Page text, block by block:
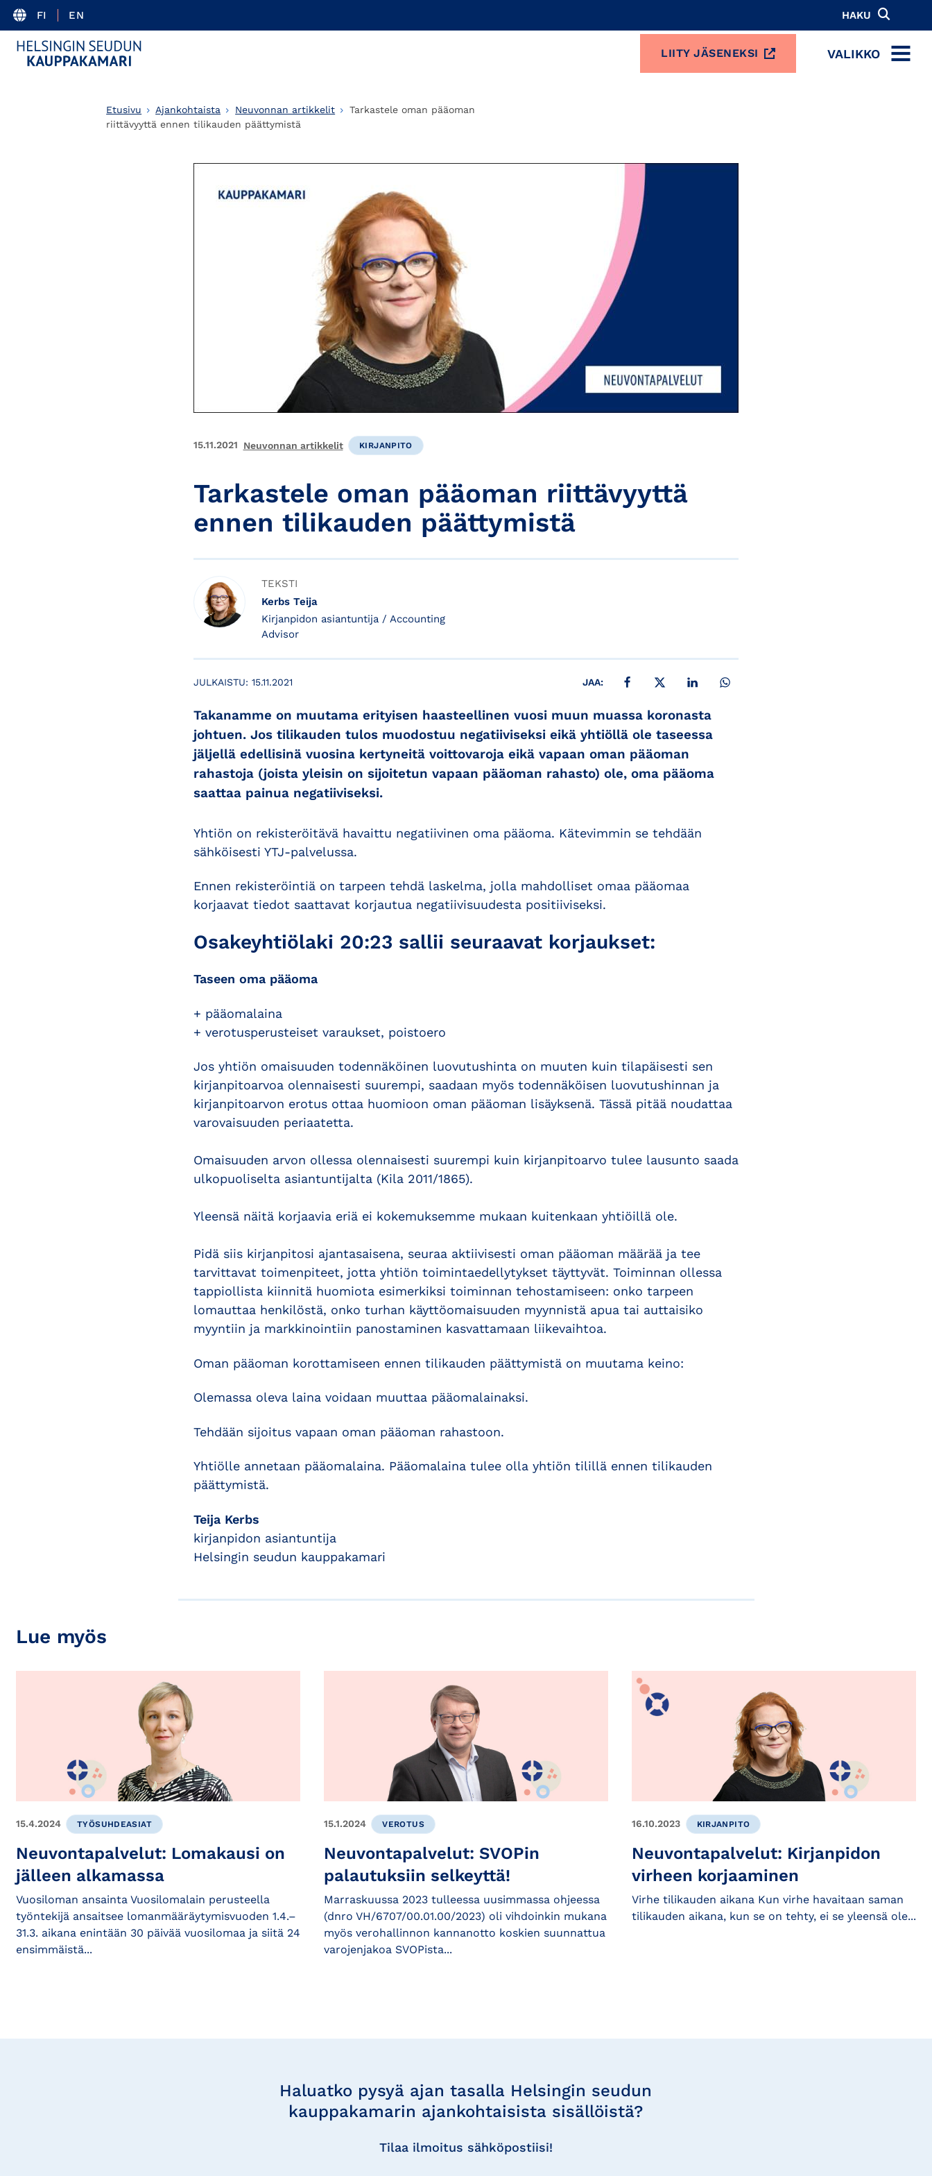
FI EN HAKU
LIITY JÄSENEKSI VALIKKO
MENU
Etusivu Ajankohtaista Neuvonnan artikkelit
Tarkastele oman pääoman
riittävyyttä ennen tilikauden päättymistä
15.11.2021 Neuvonnan artikkelit KIRJANPITO
Tarkastele oman pääoman riittävyyttä
ennen tilikauden päättymistä
TEKSTI
Kerbs Teija
Kirjanpidon asiantuntija / Accounting
Advisor
JULKAISTU: 15.11.2021 JAA: JAA FACEBOOKISSA
JAA X:SSÄ JAA LINKEDINISSÄ
Takanamme on muutama erityisen haasteellinen vuosi muun muassa koronasta
johtuen. Jos tilikauden tulos muodostuu negatiiviseksi eikä yhtiöllä ole taseessa
jäljellä edellisinä vuosina kertyneitä voittovaroja eikä vapaan oman pääoman
rahastoja (joista yleisin on sijoitetun vapaan pääoman rahasto) ole, oma pääoma
saattaa painua negatiiviseksi.
Yhtiön on rekisteröitävä havaittu negatiivinen oma pääoma. Kätevimmin se tehdään
sähköisesti YTJ-palvelussa.
Ennen rekisteröintiä on tarpeen tehdä laskelma, jolla mahdolliset omaa pääomaa
korjaavat tiedot saattavat korjautua negatiivisuudesta positiiviseksi.
Osakeyhtiölaki 20:23 sallii seuraavat korjaukset:
Taseen oma pääoma
+ pääomalaina
+ verotusperusteiset varaukset, poistoero
Jos yhtiön omaisuuden todennäköinen luovutushinta on muuten kuin tilapäisesti sen
kirjanpitoarvoa olennaisesti suurempi, saadaan myös todennäköisen luovutushinnan ja
kirjanpitoarvon erotus ottaa huomioon oman pääoman lisäyksenä. Tässä pitää noudattaa
varovaisuuden periaatetta.
Omaisuuden arvon ollessa olennaisesti suurempi kuin kirjanpitoarvo tulee lausunto saada
ulkopuoliselta asiantuntijalta (Kila 2011/1865).
Yleensä näitä korjaavia eriä ei kokemuksemme mukaan kuitenkaan yhtiöillä ole.
Pidä siis kirjanpitosi ajantasaisena, seuraa aktiivisesti oman pääoman määrää ja tee
tarvittavat toimenpiteet, jotta yhtiön toimintaedellytykset täyttyvät. Toiminnan ollessa
tappiollista kiinnitä huomiota esimerkiksi toiminnan tehostamiseen: onko tarpeen
lomauttaa henkilöstä, onko turhan käyttöomaisuuden myynnistä apua tai auttaisiko
myyntiin ja markkinointiin panostaminen kasvattamaan liikevaihtoa.
Oman pääoman korottamiseen ennen tilikauden päättymistä on muutama keino:
Olemassa oleva laina voidaan muuttaa pääomalainaksi.
Tehdään sijoitus vapaan oman pääoman rahastoon.
Yhtiölle annetaan pääomalaina. Pääomalaina tulee olla yhtiön tilillä ennen tilikauden
päättymistä.
Teija Kerbs
kirjanpidon asiantuntija
Helsingin seudun kauppakamari
Lue myös
15.4.2024 TYÖSUHDEASIAT
Neuvontapalvelut: Lomakausi on
jälleen alkamassa
Vuosiloman ansainta Vuosilomalain perusteella
työntekijä ansaitsee lomanmääräytymisvuoden 1.4.–
31.3. aikana enintään 30 päivää vuosilomaa ja siitä 24
ensimmäistä...
15.1.2024 VEROTUS
Neuvontapalvelut: SVOPin
palautuksiin selkeyttä!
Marraskuussa 2023 tulleessa uusimmassa ohjeessa
(dnro VH/6707/00.01.00/2023) oli vihdoinkin mukana
myös verohallinnon kannanotto koskien suunnattua
varojenjakoa SVOPista...
16.10.2023 KIRJANPITO
Neuvontapalvelut: Kirjanpidon
virheen korjaaminen
Virhe tilikauden aikana Kun virhe havaitaan saman
tilikauden aikana, kun se on tehty, ei se yleensä ole...
Haluatko pysyä ajan tasalla Helsingin seudun
kauppakamarin ajankohtaisista sisällöistä?
Tilaa ilmoitus sähköpostiisi!